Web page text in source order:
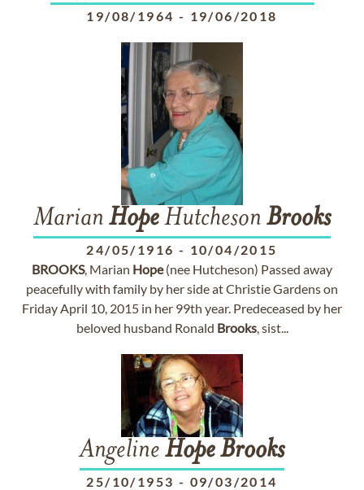
19/08/1964 - 19/06/2018
Marian HopeHutcheson Brooks
24/05/1916 - 10/04/2015
BROOKS, Marian Hope(nee Hutcheson) Passed away
peacefully with family by her side at Christie Gardens on
Friday April 10, 2015 in her 99th year. Predeceased by her
beloved husband Ronald Brooks, sist...
Angeline HopeBrooks
25/10/1953 - 09/03/2014